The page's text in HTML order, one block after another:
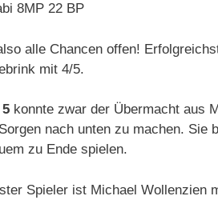
8MP 22 BP
alle Chancen offen!
mit 4/5.
konnte zwar der Übermacht aus
nach unten zu machen. Sie
zu Ende spielen.
Spieler ist Michael Wollenzien